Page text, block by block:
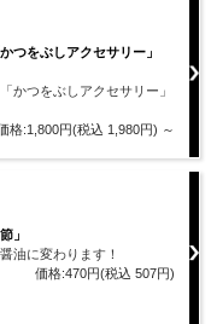
つをぶしアクセサリー」
かつをぶしアクセサリー」
格:1,800円(税込 1,980円) ～
」
油に変わります！
価格:470円(税込 507円)